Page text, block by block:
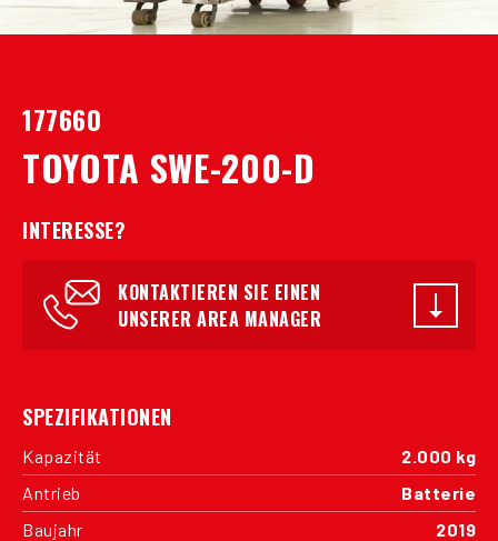
177660
TOYOTA SWE-200-D
INTERESSE?
KONTAKTIEREN SIE EINEN
UNSERER AREA MANAGER
SPEZIFIKATIONEN
Kapazität
2.000 kg
Antrieb
Batterie
Baujahr
2019